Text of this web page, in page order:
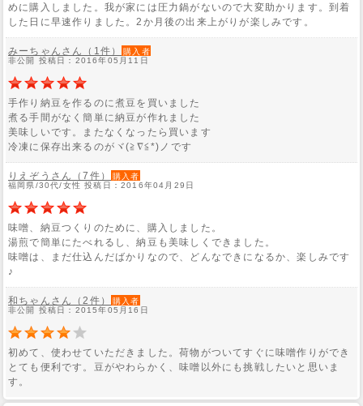
めに購入しました。我が家には圧力鍋がないので大変助かります。到着
した日に早速作りました。2か月後の出来上がりが楽しみです。
みーちゃんさん（1件）
購入者
非公開 投稿日：2016年05月11日
手作り納豆を作るのに煮豆を買いました
煮る手間がなく簡単に納豆が作れました
美味しいです。またなくなったら買います
冷凍に保存出来るのがヾ(≧∇≦*)ノです
りえぞうさん（7件）
購入者
福岡県/30代/女性 投稿日：2016年04月29日
味噌、納豆つくりのために、購入しました。
湯煎で簡単にたべれるし、納豆も美味しくできました。
味噌は、まだ仕込んだばかりなので、どんなできになるか、楽しみです
♪
和ちゃんさん（2件）
購入者
非公開 投稿日：2015年05月16日
初めて、使わせていただきました。荷物がついてすぐに味噌作りができ
とても便利です。豆がやわらかく、味噌以外にも挑戦したいと思いま
す。